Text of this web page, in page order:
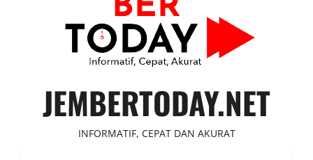
JEMBERTODAY.NET
INFORMATIF, CEPAT DAN AKURAT